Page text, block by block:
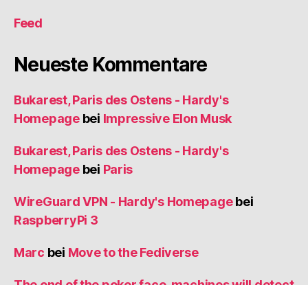
Feed
Neueste Kommentare
Bukarest, Paris des Ostens - Hardy's
Homepagebei Impressive Elon Musk
Bukarest, Paris des Ostens - Hardy's
Homepagebei Paris
WireGuard VPN - Hardy's Homepagebei
RaspberryPi 3
Marc bei Move to the Fediverse